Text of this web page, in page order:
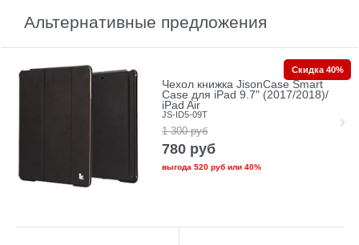
Альтернативные предложения
Чехол книжка JisonCase Smart
Case для iPad 9.7" (2017/2018)/
iPad Air
JS-ID5-09T
1 300 руб
780 руб
выгода 520 рубили 40%
Скидка 40%